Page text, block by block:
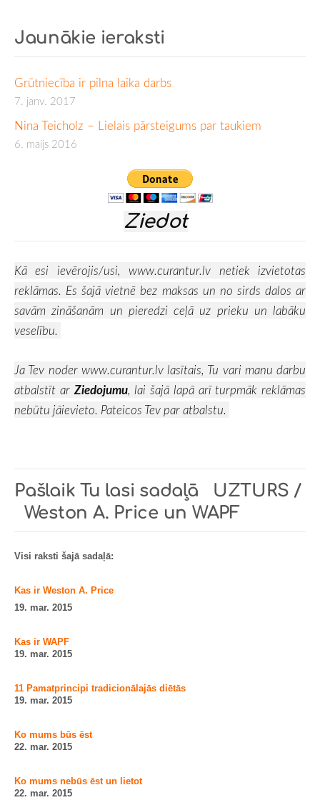
Jaunākie ieraksti
Grūtniecība ir pilna laika darbs
7. janv. 2017
Nina Teicholz – Lielais pārsteigums par taukiem
6. maijs 2016
Ziedot
Kā esi ievērojis/usi, www.curantur.lv netiek izvietotas
reklāmas. Es šajā vietnē bez maksas un no sirds dalos ar
savām zināšanām un pieredzi ceļā uz prieku un labāku
veselību.
Ja Tev noder www.curantur.lvlasītais, Tu vari manu darbu
atbalstīt ar Ziedojumu, lai šajā lapā arī turpmāk reklāmas
nebūtu jāievieto. Pateicos Tev par atbalstu.
Pašlaik Tu lasi sadaļā
UZTURS /
Weston A. Price un WAPF
Visi raksti šajā sadaļā:
Kas ir Weston A. Price
19. mar. 2015
Kas ir WAPF
19. mar. 2015
11 Pamatprincipi tradicionālajās diētās
19. mar. 2015
Ko mums būs ēst
22. mar. 2015
Ko mums nebūs ēst un lietot
22. mar. 2015